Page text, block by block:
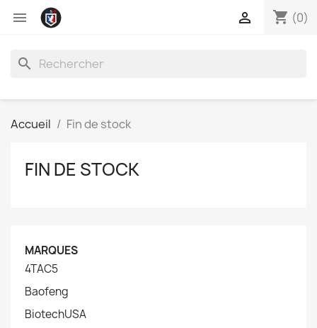
 shopping_cart (0)

search
Accueil Fin de stock
FIN DE STOCK
MARQUES
4TAC5
Baofeng
BiotechUSA